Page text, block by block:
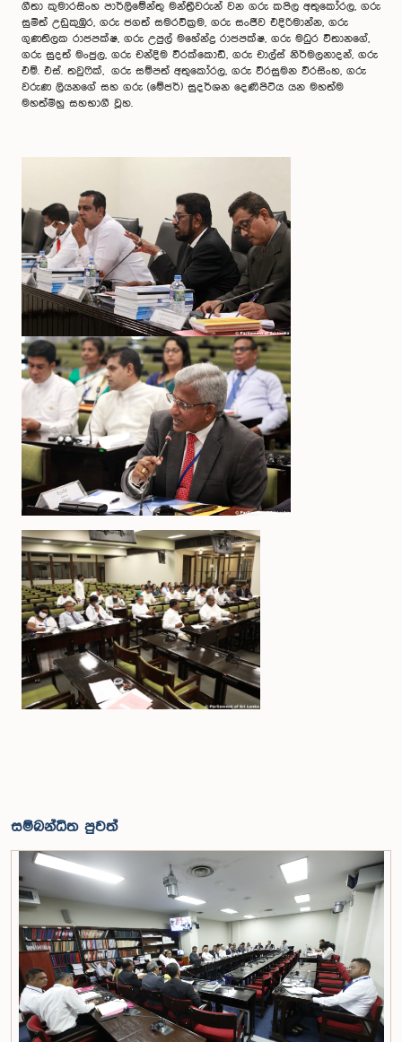
ගීතා කුමාරසිංහ පාර්ලිමේන්තු මන්ත්‍රීවරුන් වන ගරු කපිල අතුකෝරල, ගරු
සුමිත් උඩුකුඹුර, ගරු ජගත් සමරවික්‍රම, ගරු සංජීව එදිරිමාන්න, ගරු
ගුණතිලක රාජපක්ෂ, ගරු උපුල් මහේන්ද්‍ර රාජපක්ෂ, ගරු මධුර විතානගේ,
ගරු සුදත් මංජුල, ගරු චන්දිම වීරක්කොඩි, ගරු චාල්ස් නිර්මලනාදන්, ගරු
එම්. එස්. තවුෆික්, ගරු සම්පත් අතුකෝරල, ගරු වීරසුමන වීරසිංහ, ගරු
වරුණ ලියනගේ සහ ගරු (මේජර්) සුදර්ශන දෙණිපිටිය යන මහත්ම
මහත්මීහු සහභාගී වූහ.
සම්බන්ධිත පුවත්